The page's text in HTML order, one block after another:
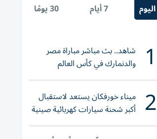
اليوم 7 أيام 30 يومًا
1 شاهد.. بث مباشر مباراة مصر
والدنمارك في كأس العالم
للناشئات
2 ميناء خورفكان يستعد لاستقبال
أكبر شحنة سيارات كهربائية صينية